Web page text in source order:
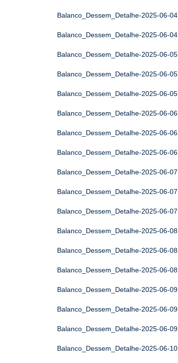
Balanco_Dessem_Detalhe-2025-06-04
Balanco_Dessem_Detalhe-2025-06-04
Balanco_Dessem_Detalhe-2025-06-05
Balanco_Dessem_Detalhe-2025-06-05
Balanco_Dessem_Detalhe-2025-06-05
Balanco_Dessem_Detalhe-2025-06-06
Balanco_Dessem_Detalhe-2025-06-06
Balanco_Dessem_Detalhe-2025-06-06
Balanco_Dessem_Detalhe-2025-06-07
Balanco_Dessem_Detalhe-2025-06-07
Balanco_Dessem_Detalhe-2025-06-07
Balanco_Dessem_Detalhe-2025-06-08
Balanco_Dessem_Detalhe-2025-06-08
Balanco_Dessem_Detalhe-2025-06-08
Balanco_Dessem_Detalhe-2025-06-09
Balanco_Dessem_Detalhe-2025-06-09
Balanco_Dessem_Detalhe-2025-06-09
Balanco_Dessem_Detalhe-2025-06-10